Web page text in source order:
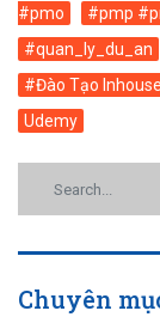
#pmo
#pmp
#quan_ly_du_an
#Đào Tạo Inhouse
Udemy
Chuyên